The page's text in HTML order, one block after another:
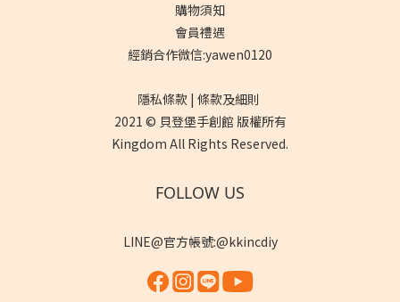
購物須知
會員禮遇
經銷合作微信:yawen0120
隱私條款 | 條款及細則
2021 © 貝登堡手創館 版權所有
Kingdom All Rights Reserved.
FOLLOW US
LINE@官方帳號:@kkincdiy